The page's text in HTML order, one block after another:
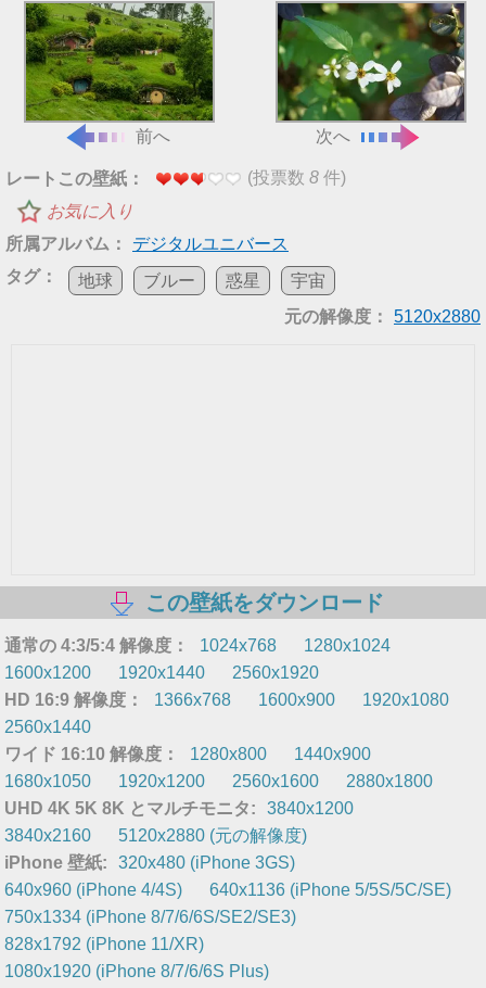
前へ 次へ
レートこの壁紙： (投票数 8 件)
お気に入り
所属アルバム：
デジタルユニバース
タグ：
地球 ブルー 惑星
宇宙
元の解像度：
5120x2880
この壁紙をダウンロード
通常の 4:3/5:4 解像度： 1024x768
1280x1024
1600x1200
1920x1440
2560x1920
HD 16:9 解像度：
1366x768 1600x900
1920x1080
2560x1440
ワイド 16:10 解像度：
1280x800
1440x900
1680x1050
1920x1200 2560x1600
2880x1800
UHD 4K 5K 8K とマルチモニタ:
3840x1200
3840x2160
5120x2880 (元の解像度)
iPhone 壁紙:
320x480 (iPhone 3GS)
640x960 (iPhone 4/4S)
640x1136 (iPhone 5/5S/5C/SE)
750x1334 (iPhone 8/7/6/6S/SE2/SE3)
828x1792 (iPhone 11/XR)
1080x1920 (iPhone 8/7/6/6S Plus)